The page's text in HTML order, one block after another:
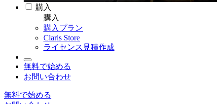
購入
購入
購入プラン
Claris Store
ライセンス見積作成
無料で始める
お問い合わせ
無料で始める